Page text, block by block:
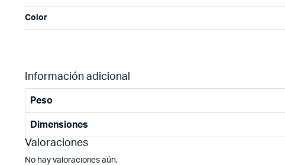
Color
Información adicional
Peso
Dimensiones
Valoraciones
No hay valoraciones aún.